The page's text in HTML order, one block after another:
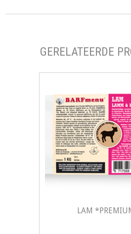
GERELATEERDE
LAM